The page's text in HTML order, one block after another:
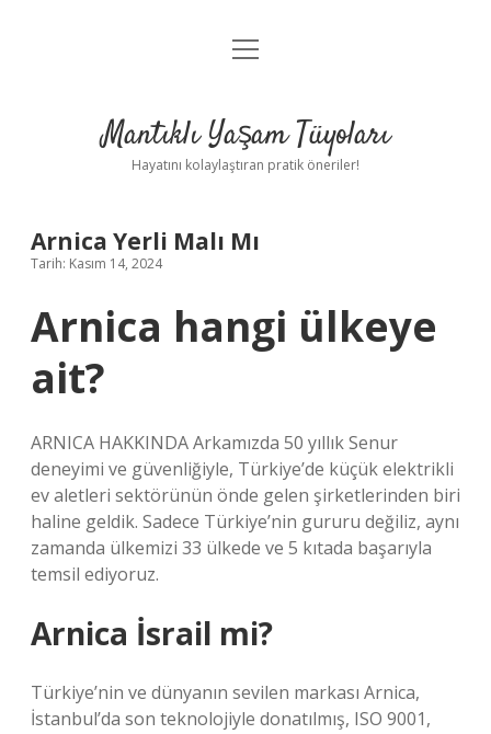
Anasayfa
Yasal Uyarı
menüyü
Mantıklı Yaşam Tüyoları
Hayatını kolaylaştıran pratik öneriler!
Arnica Yerli Malı Mı
Tarih: Kasım 14, 2024
Arnica hangi ülkeye
ait?
ARNICA HAKKINDA Arkamızda 50 yıllık Senur
deneyimi ve güvenliğiyle, Türkiye’de küçük elektrikli
ev aletleri sektörünün önde gelen şirketlerinden biri
haline geldik. Sadece Türkiye’nin gururu değiliz, aynı
zamanda ülkemizi 33 ülkede ve 5 kıtada başarıyla
temsil ediyoruz.
Arnica İsrail mi?
Türkiye’nin ve dünyanın sevilen markası Arnica,
İstanbul’da son teknolojiyle donatılmış, ISO 9001,